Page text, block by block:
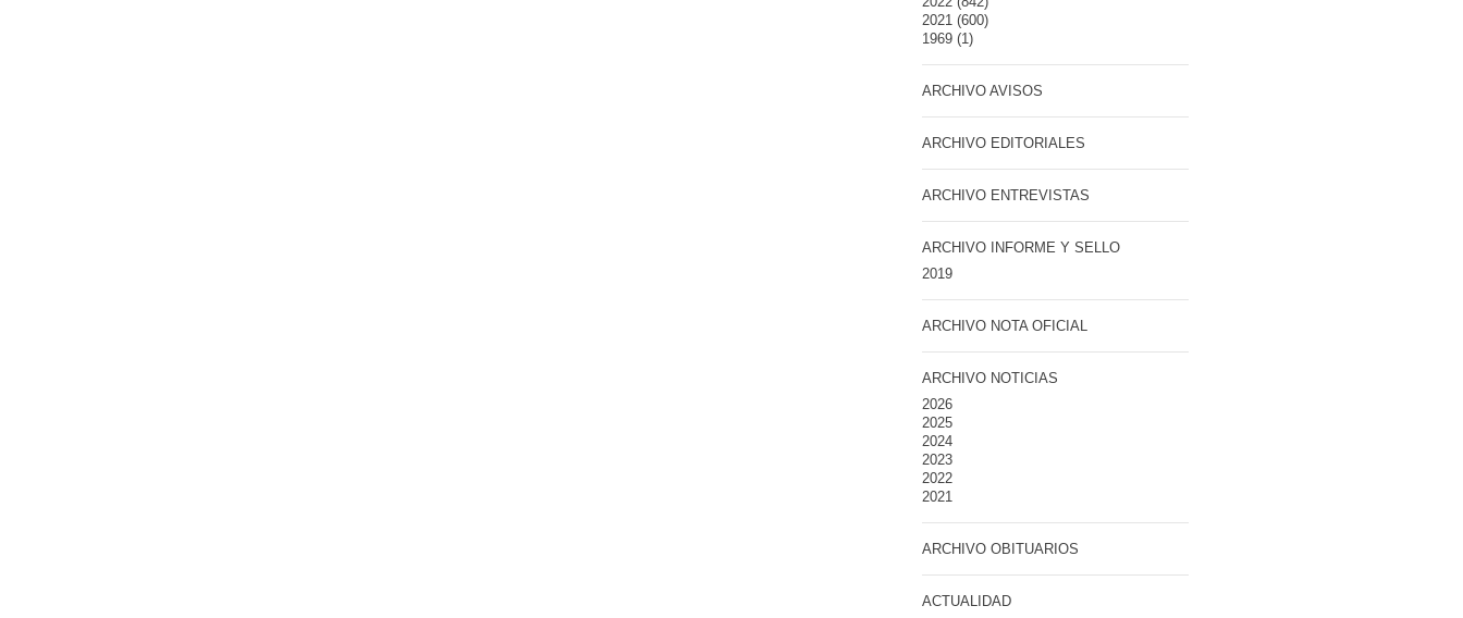
2021(600)
1969(1)
ARCHIVO AVISOS
ARCHIVO EDITORIALES
ARCHIVO ENTREVISTAS
ARCHIVO INFORME Y SELLO
2019
ARCHIVO NOTA OFICIAL
ARCHIVO NOTICIAS
2026
2025
2024
2023
2022
2021
ARCHIVO OBITUARIOS
ACTUALIDAD